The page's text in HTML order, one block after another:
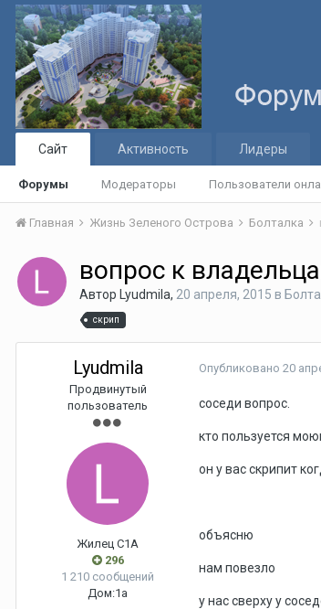
Сайт
Форумы Модераторы Пользователи
Активность Лидеры
Главная Жизнь Зеленого Острова Болталка
вопрос к
Автор Lyudmila, 20 апреля, 2015 в
скрип
Lyudmila
Продвинутый
пользователь
Жилец С1А
296
1 210 сообщений
Дом:1а
Опубликовано 20
соседи вопрос.
кто пользуется
он у вас скрипит
объясню
нам повезло
у нас сверху у